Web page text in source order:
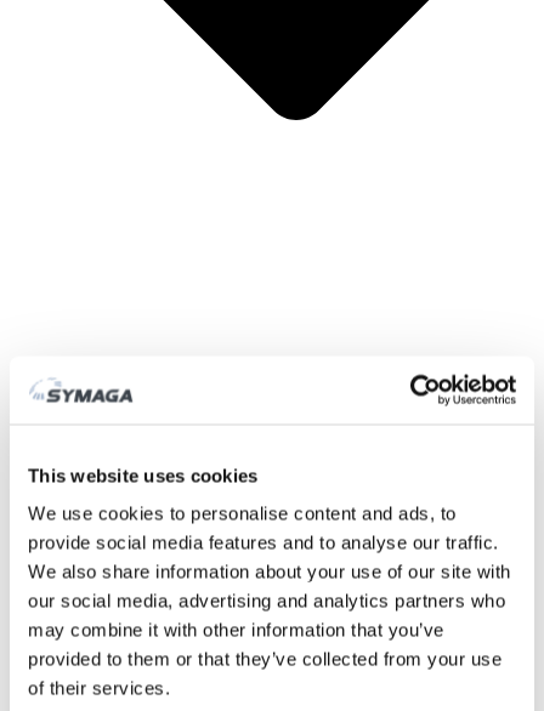
This website uses cookies
We use cookies to personalise content and ads, to
provide social media features and to analyse our traffic.
We also share information about your use of our site with
our social media, advertising and analytics partners who
may combine it with other information that you’ve
provided to them or that they’ve collected from your use
of their services.
Fábrica
Feiras e eventos
Trabalhe connosco
Certificados e políticas
DESCARGAS
ÁREA CLIENTE